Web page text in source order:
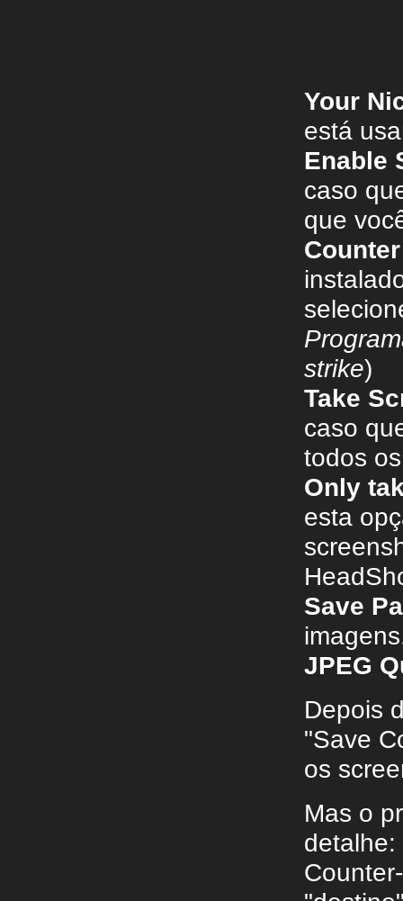
Your
está
Enable
caso
que
strike)
Take
caso
todos
Only
esta
Save
JPEG
Depois
"Save
os
Mas o